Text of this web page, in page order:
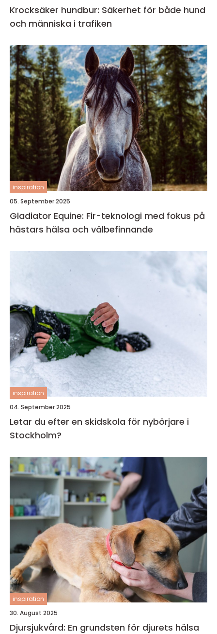
Krocksäker hundbur: Säkerhet för både hund
och människa i trafiken
inspiration
05. September 2025
Gladiator Equine: Fir-teknologi med fokus på
hästars hälsa och välbefinnande
inspiration
04. September 2025
Letar du efter en skidskola för nybörjare i
Stockholm?
inspiration
30. August 2025
Djursjukvård: En grundsten för djurets hälsa